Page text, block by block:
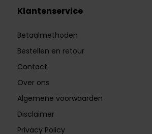
Klantenservice
Betaalmethoden
Bestellen en retour
Contact
Over ons
Algemene voorwaarden
Disclaimer
Privacy Policy